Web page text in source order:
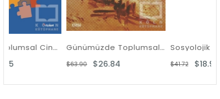
Marx'ta Toplumsal Cinsiyet ve Aile Günümüzde Toplumsal Şiddet ve Türkiye Gerçeği
$26.84
Sosyolojik
$18.90